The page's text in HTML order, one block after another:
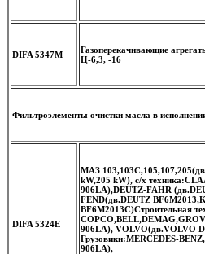
DIFA 5347M
Газоперекачивающие
Ц-6,3, -16
Фильтроэлементы очистки масла в
DIFA 5324E
МАЗ
kW,205 kW), с/х
906LA),DEUTZ-FAHR
FEND(дв.DEUTZ
BF6M2013C)Строительная
906LA), VOLVO(дв.VOLVO
Грузовики:MERCEDES-
906LA),